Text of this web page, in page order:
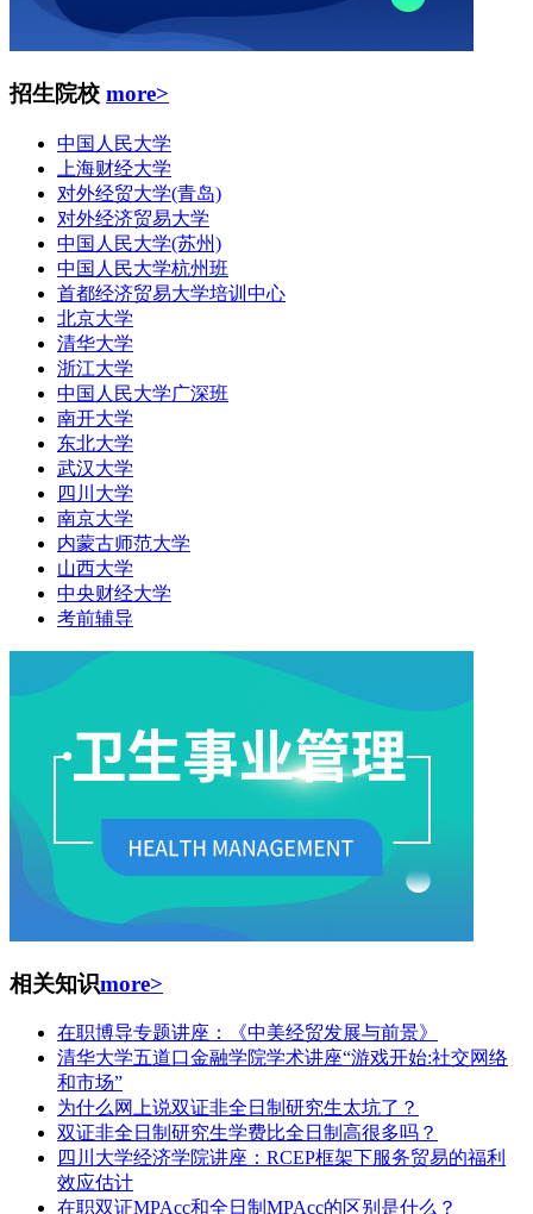
招生院校 more>
中国人民大学
上海财经大学
对外经贸大学(青岛)
对外经济贸易大学
中国人民大学(苏州)
中国人民大学杭州班
首都经济贸易大学培训中心
北京大学
清华大学
浙江大学
中国人民大学广深班
南开大学
东北大学
武汉大学
四川大学
南京大学
内蒙古师范大学
山西大学
中央财经大学
考前辅导
相关知识more>
在职博导专题讲座：《中美经贸发展与前景》
清华大学五道口金融学院学术讲座“游戏开始:社交网络
和市场”
为什么网上说双证非全日制研究生太坑了？
双证非全日制研究生学费比全日制高很多吗？
四川大学经济学院讲座：RCEP框架下服务贸易的福利
效应估计
在职双证MPAcc和全日制MPAcc的区别是什么？